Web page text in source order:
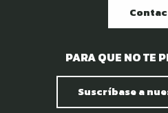
PARA QUE NO TE
Suscríbase a